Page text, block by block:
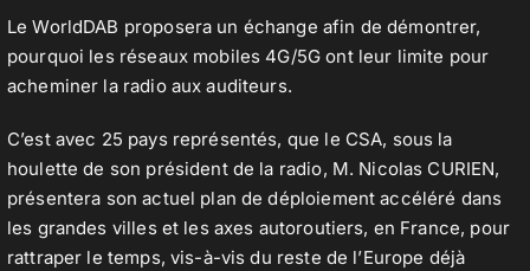
Le WorldDAB proposera un échange afin de démontrer,
pourquoi les réseaux mobiles 4G/5G ont leur limite pour
acheminer la radio aux auditeurs.
C’est avec 25 pays représentés, que le CSA, sous la
houlette de son président de la radio, M. Nicolas CURIEN,
présentera son actuel plan de déploiement accéléré dans
les grandes villes et les axes autoroutiers, en France, pour
rattraper le temps, vis-à-vis du reste de l’Europe déjà